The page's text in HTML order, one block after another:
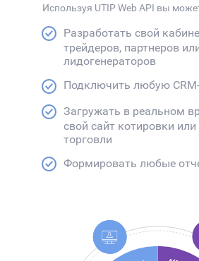
Используя UTIP Web API вы
Разработать свой
трейдеров, партнеров
лидогенераторов
Подключить любую
Загружать в реальном
свой сайт котировки или
торговли
Формировать любые